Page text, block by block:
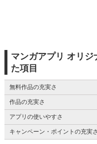
マンガアプリ オリジ
た項目
無料作品の充実さ
作品の充実さ
アプリの使いやすさ
キャンペーン・ポイントの充実さ